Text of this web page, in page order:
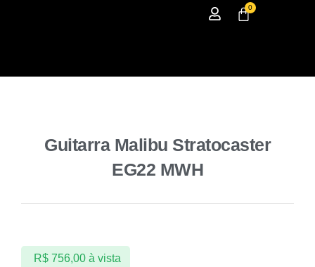
0
Guitarra Malibu Stratocaster
EG22 MWH
R$756,00 à vista